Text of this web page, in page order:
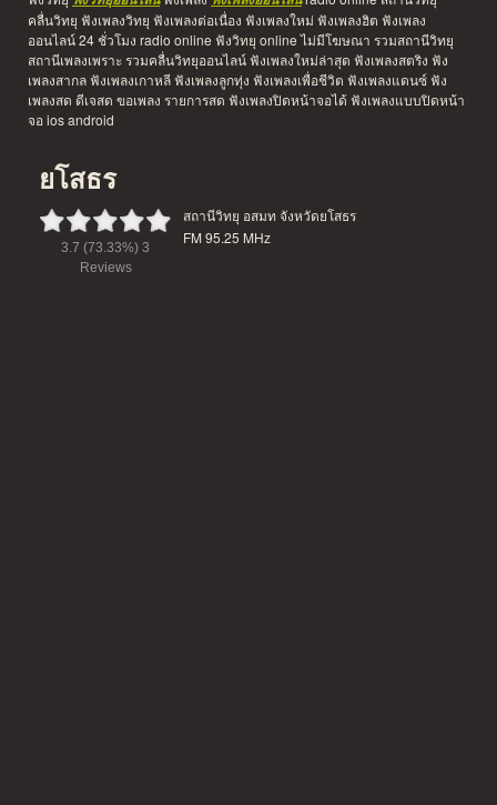
คลื่นวิทยุ ฟังเพลงวิทยุ ฟังเพลงต่อเนื่อง ฟังเพลงใหม่ ฟังเพลงฮิต ฟังเพลง
ออนไลน์ 24 ชั่วโมง radio online ฟังวิทยุ online ไม่มีโฆษณา รวมสถานีวิทยุ
สถานีเพลงเพราะ รวมคลื่นวิทยุออนไลน์ ฟังเพลงใหม่ล่าสุด ฟังเพลงสตริง ฟัง
เพลงสากล ฟังเพลงเกาหลี ฟังเพลงลูกทุ่ง ฟังเพลงเพื่อชีวิต ฟังเพลงแดนซ์ ฟัง
เพลงสด ดีเจสด ขอเพลง รายการสด ฟังเพลงปิดหน้าจอได้ ฟังเพลงแบบปิดหน้า
จอ ios android
ยโสธร
3.7 (73.33%) 3
Reviews
สถานีวิทยุ อสมท จังหวัดยโสธร
FM 95.25 MHz